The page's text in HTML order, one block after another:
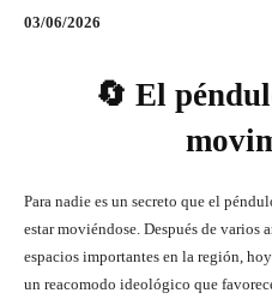
03/06/2026
🔄 El
Para nadie es un secreto que el
estar moviéndose. Después de varios
espacios importantes en la región,
un reacomodo ideológico que